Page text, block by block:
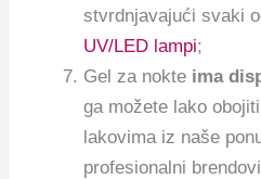
stvrdnjavajući svaki
UV/LED lampi;
Gel za nokte ima
ga možete lako
lakovima iz naše
profesionalni